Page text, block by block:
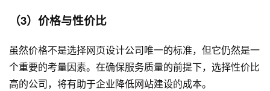
（3）价格与性价比
虽然价格不是选择网页设计公司唯一的标准，但它仍然是一
个重要的考量因素。在确保服务质量的前提下，选择性价比
高的公司，将有助于企业降低网站建设的成本。